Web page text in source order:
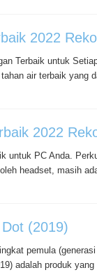
2022
Terbaik untuk
air terbaik yang
2022
untuk PC Anda.
headset, masih
(2019)
pemula
adalah produk